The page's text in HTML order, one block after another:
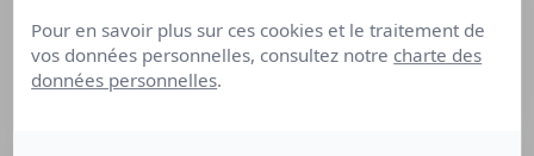
Le savoir-être au diplôme.
Pour en savoir plus sur ces cookies et le traitement de
vos données personnelles, consultez notre charte des
données personnelles.